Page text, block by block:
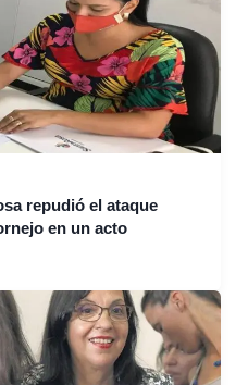
repudió el ataque
en un acto